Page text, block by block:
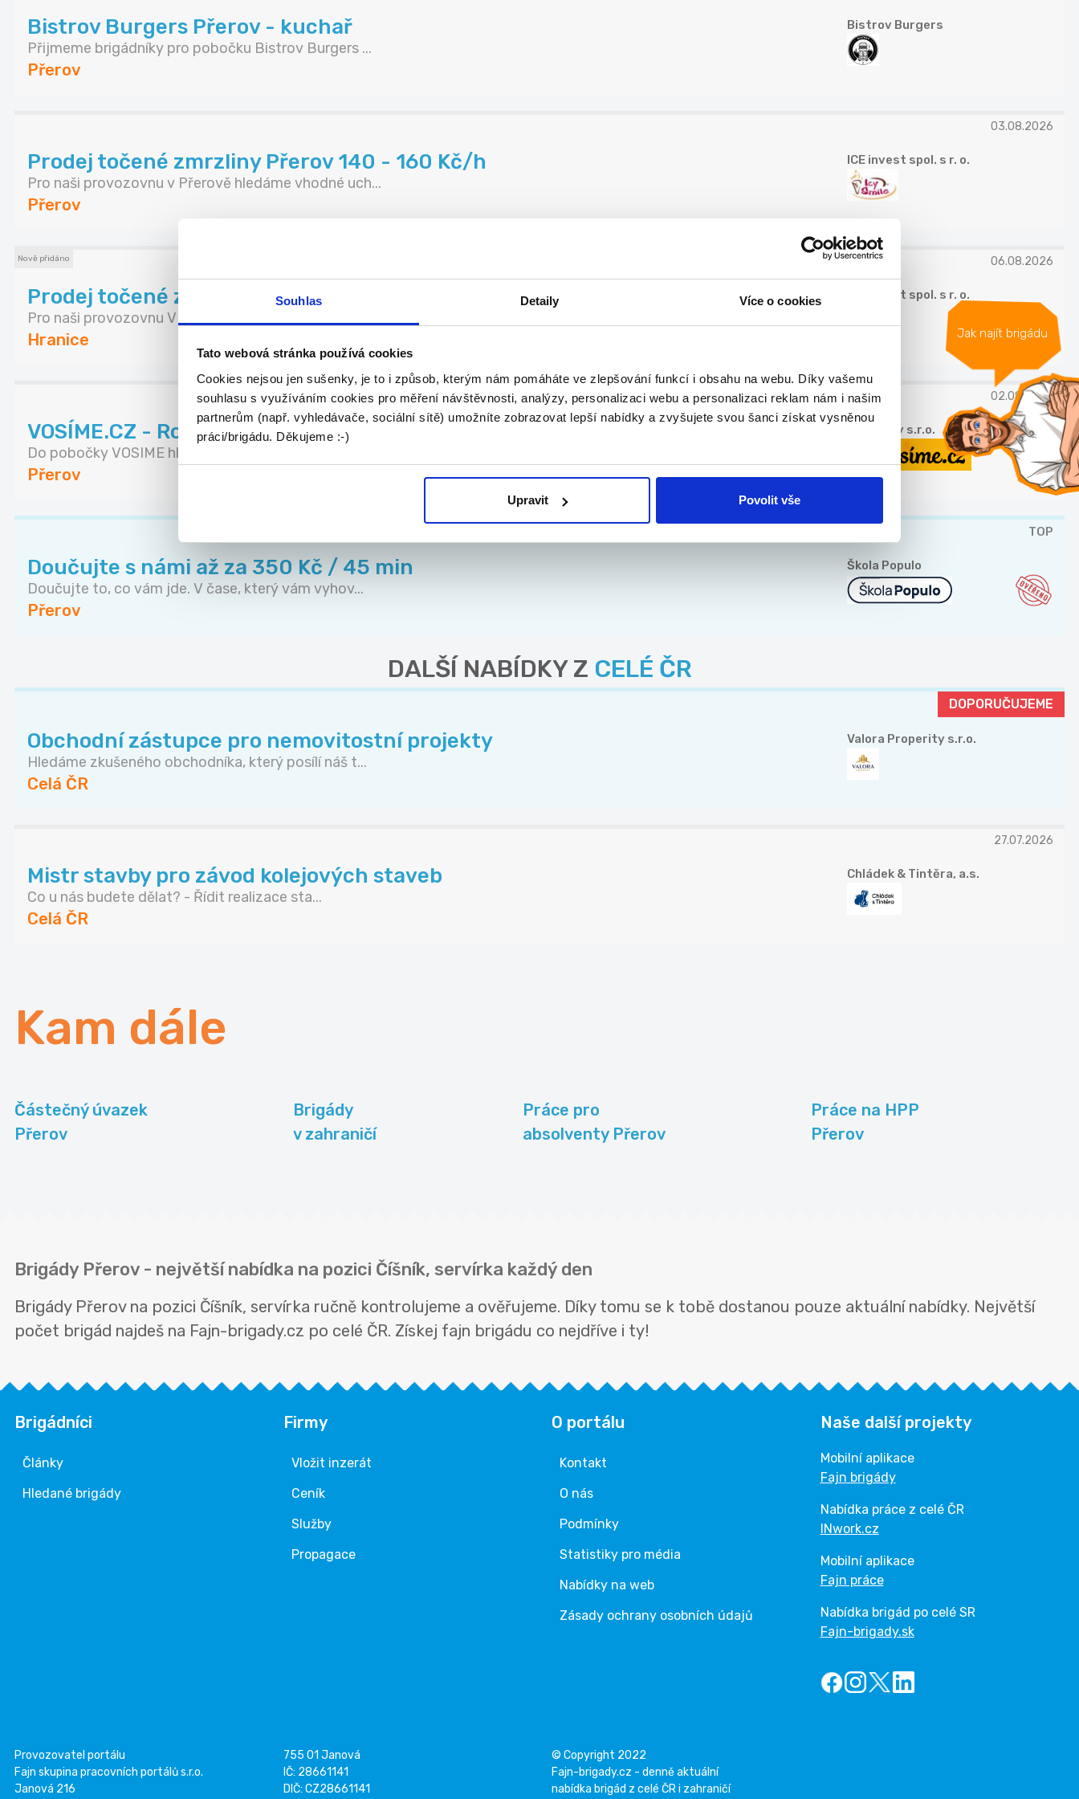
Souhlas Detaily Více o cookies
Tato webová stránka používá cookies
Cookies nejsou jen sušenky, je to i způsob, kterým nám pomáháte ve zlepšování funkcí i obsahu na webu. Díky vašemu
souhlasu s využíváním cookies pro měření návštěvnosti, analýzy, personalizaci webu a personalizaci reklam nám i našim
partnerům (např. vyhledávače, sociální sítě) umožníte zobrazovat lepší nabídky a zvyšujete svou šanci získat vysněnou
práci/brigádu. Děkujeme :-)
Upravit Povolit vše
Jak najít brigádu
Bistrov Burgers Přerov - kuchař
Přijmeme brigádníky pro pobočku Bistrov Burgers ...
Přerov
Bistrov Burgers
03.08.2026
Prodej točené zmrzliny Přerov 140 - 160 Kč/h
Pro naši provozovnu v Přerově hledáme vhodné uch...
Přerov
ICE invest spol. s r. o.
Nově přidáno 06.08.2026
Prodej točené zmrzliny a kávy Hranice 140- 160 Kč/hod
Pro naši provozovnu V Hranicích hledáme vhodné u...
Hranice
ICE invest spol. s r. o.
02.08.2026
VOSÍME.CZ - Rozvoz pizzy
Do pobočky VOSIME hledáme kurýra/ku pro rozvoz p...
Přerov
Pizza boy s.r.o.
TOP
Doučujte s námi až za 350 Kč / 45 min
Doučujte to, co vám jde. V čase, který vám vyhov...
Přerov
Škola Populo
DALŠÍ NABÍDKY Z CELÉ ČR
DOPORUČUJEME
Obchodní zástupce pro nemovitostní projekty
Hledáme zkušeného obchodníka, který posílí náš t...
Celá ČR
Valora Properity s.r.o.
27.07.2026
Mistr stavby pro závod kolejových staveb
Co u nás budete dělat? - Řídit realizace sta...
Celá ČR
Chládek & Tintěra, a.s.
Kam dále
Částečný úvazek
Přerov
Brigády
v zahraničí
Práce pro
absolventy Přerov
Práce na HPP
Přerov
Brigády Přerov - největší nabídka na pozici Číšník, servírka každý den
Brigády Přerov na pozici Číšník, servírka ručně kontrolujeme a ověřujeme. Díky tomu se k tobě dostanou pouze aktuální nabídky. Největší
počet brigád najdeš na Fajn-brigady.cz po celé ČR. Získej fajn brigádu co nejdříve i ty!
Brigádníci
Články
Hledané brigády
Firmy
Vložit inzerát
Ceník
Služby
Propagace
O portálu
Kontakt
O nás
Podmínky
Statistiky pro média
Nabídky na web
Zásady ochrany osobních údajů
Naše další projekty
Mobilní aplikace
Fajn brigády
Nabídka práce z celé ČR
INwork.cz
Mobilní aplikace
Fajn práce
Nabídka brigád po celé SR
Fajn-brigady.sk
Provozovatel portálu
Fajn skupina pracovních portálů s.r.o.
Janová 216
755 01 Janová
IČ: 28661141
DIČ: CZ28661141
© Copyright 2022
Fajn-brigady.cz - denně aktuální
nabídka brigád z celé ČR i zahraničí